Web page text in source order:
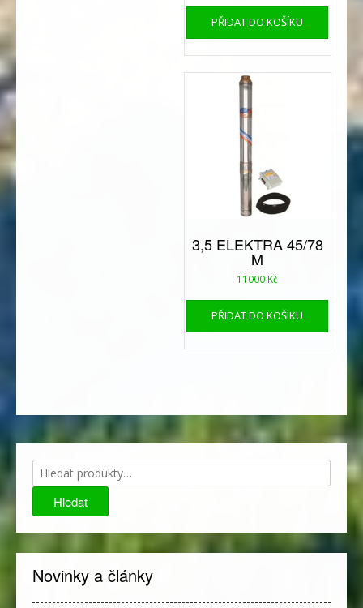
PŘIDAT DO KOŠÍKU
3,5 ELEKTRA 45/78
M
11000 Kč
PŘIDAT DO KOŠÍKU
Hledat:
Hledat
Novinky a články